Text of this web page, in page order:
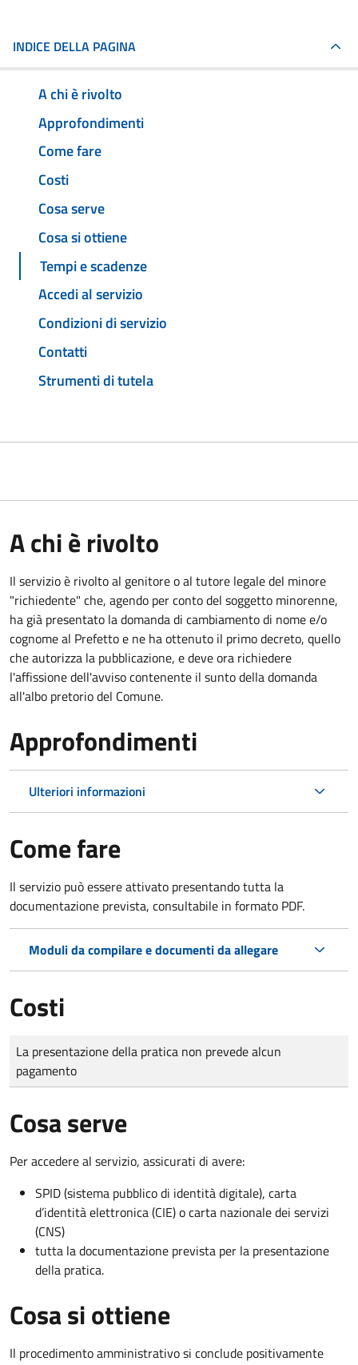
INDICE DELLA PAGINA
A chi è rivolto
Approfondimenti
Come fare
Costi
Cosa serve
Cosa si ottiene
Tempi e scadenze
Accedi al servizio
Condizioni di servizio
Contatti
Strumenti di tutela
A chi è rivolto
Il servizio è rivolto al genitore o al tutore legale del minore
"richiedente" che, agendo per conto del soggetto minorenne,
ha già presentato la domanda di cambiamento di nome e/o
cognome al Prefetto e ne ha ottenuto il primo decreto, quello
che autorizza la pubblicazione, e deve ora richiedere
l'affissione dell'avviso contenente il sunto della domanda
all'albo pretorio del Comune.
Approfondimenti
Ulteriori informazioni
Come fare
Il servizio può essere attivato presentando tutta la
documentazione prevista, consultabile in formato PDF.
Moduli da compilare e documenti da allegare
Costi
Tipo di pagamento
Importo
La presentazione della pratica non prevede alcun
pagamento
Cosa serve
Per accedere al servizio, assicurati di avere:
SPID (sistema pubblico di identità digitale), carta
d’identità elettronica (CIE) o carta nazionale dei servizi
(CNS)
tutta la documentazione prevista per la presentazione
della pratica.
Cosa si ottiene
Il procedimento amministrativo si conclude positivamente